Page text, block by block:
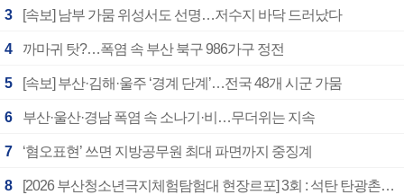
3 [속보] 남부 가뭄 위성서도 선명…저수지 바닥 드러났다
4 까마귀 탓?…폭염 속 부산 북구 986가구 정전
5 [속보] 부산·김해·울주 ‘경계 단계’…전국 48개 시군 가뭄
6 부산·울산·경남 폭염 속 소나기·비…무더위는 지속
7 ‘혐오표현’ 쓰면 지방공무원 최대 파면까지 중징계
8 [2026 부산청소년극지체험탐험대 현장르포] 3회 : 석탄 탄광촌에서 북극 연구의 중심지로